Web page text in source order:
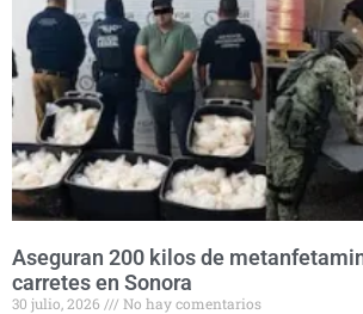
Aseguran 200 kilos de
carretes en Sonora
30 julio, 2026 No hay comentarios